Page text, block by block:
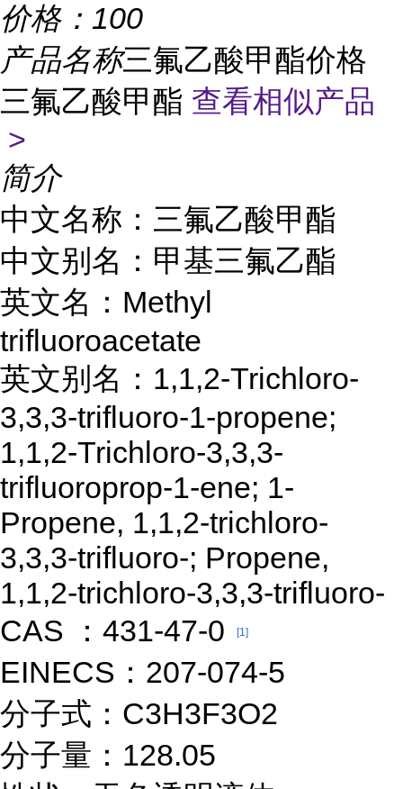
价格： 100
产品名称三氟乙酸甲酯价格
三氟乙酸甲酯 查看相似产品
>
简介
中文名称：三氟乙酸甲酯
中文别名：甲基三氟乙酯
英文名：Methyl
trifluoroacetate
英文别名：1,1,2-Trichloro-
3,3,3-trifluoro-1-propene;
1,1,2-Trichloro-3,3,3-
trifluoroprop-1-ene; 1-
Propene, 1,1,2-trichloro-
3,3,3-trifluoro-; Propene,
1,1,2-trichloro-3,3,3-trifluoro-
CAS ：431-47-0
[1]
EINECS：207-074-5
分子式：C3H3F3O2
分子量：128.05